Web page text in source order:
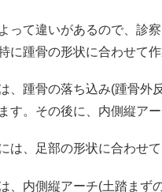
って違いがあるので、診
に踵骨の形状に合わせて作
、踵骨の落ち込み(踵骨外
す。その後に、内側縦アー
は、足部の形状に合わせ
、内側縦アーチ(土踏まず